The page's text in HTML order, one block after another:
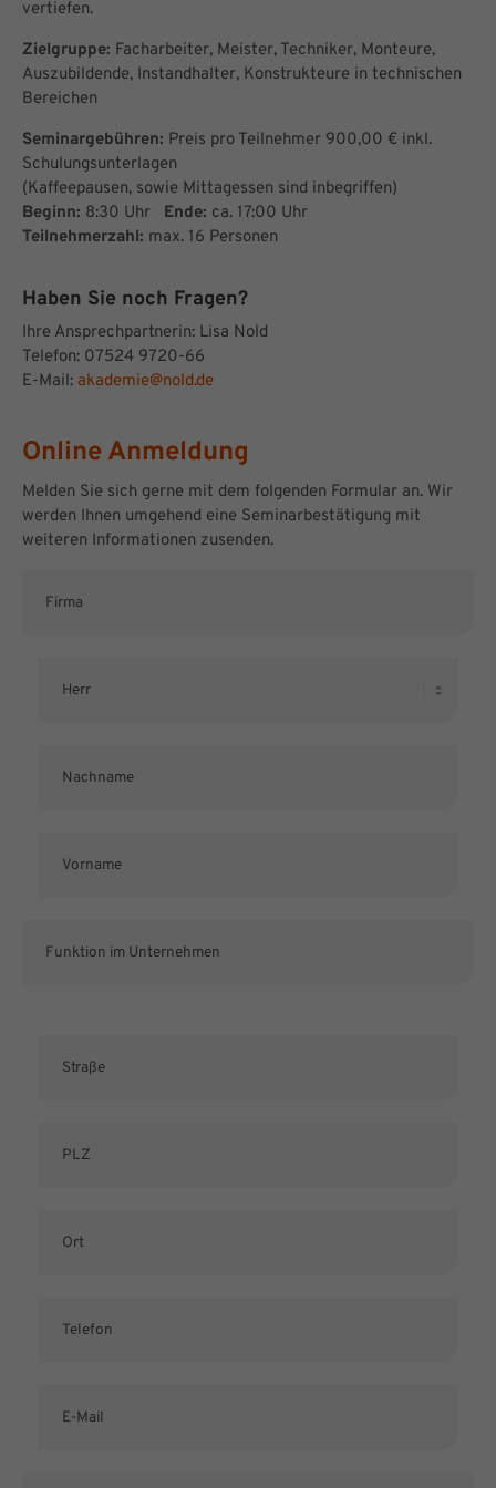
vertiefen.
Zielgruppe: Facharbeiter, Meister, Techniker, Monteure,
Auszubildende, Instandhalter, Konstrukteure in technischen
Bereichen
Seminargebühren: Preis pro Teilnehmer 900,00 € inkl.
Schulungsunterlagen
(Kaffeepausen, sowie Mittagessen sind inbegriffen)
Beginn: 8:30 Uhr Ende: ca. 17:00 Uhr
Teilnehmerzahl: max. 16 Personen
Haben Sie noch Fragen?
Ihre Ansprechpartnerin: Lisa Nold
Telefon: 07524 9720-66
E-Mail: akademie@nold.de
Online Anmeldung
Melden Sie sich gerne mit dem folgenden Formular an. Wir
werden Ihnen umgehend eine Seminarbestätigung mit
weiteren Informationen zusenden.